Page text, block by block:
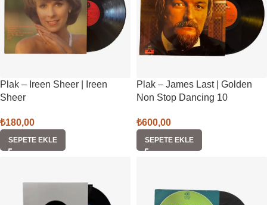
Plak – Ireen Sheer | Ireen
Sheer
₺180,00
SEPETE EKLE
Plak – James Last | Golden
Non Stop Dancing 10
₺600,00
SEPETE EKLE